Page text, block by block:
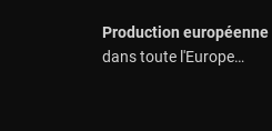
Production européenne
dans toute l'Europe…